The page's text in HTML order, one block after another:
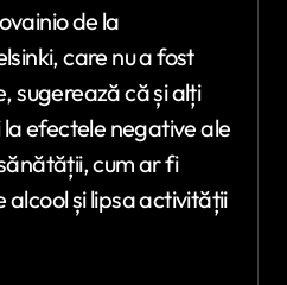
de la
care nu a fost
sugerează că și alți
efectele negative ale
cum ar fi
alcool și lipsa activității